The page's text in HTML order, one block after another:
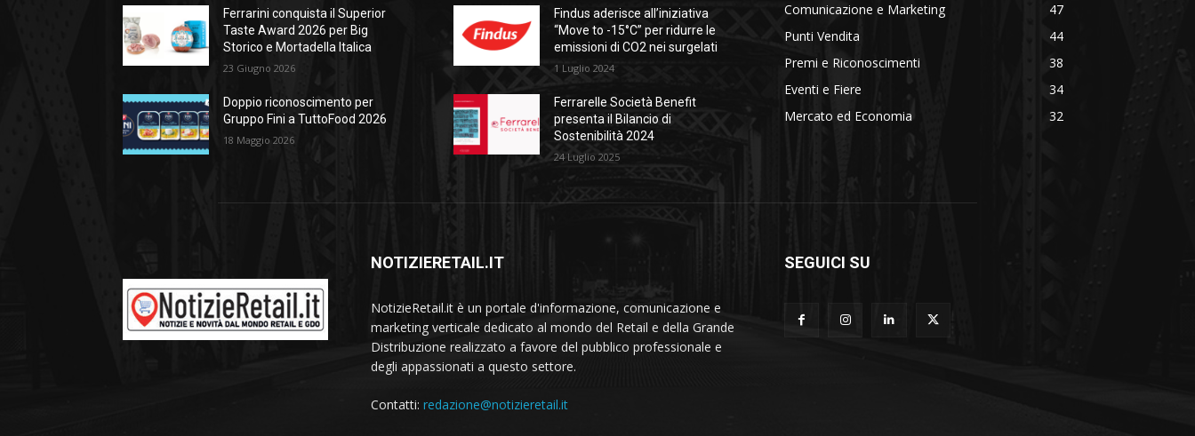
Ferrarini conquista il Superior
Taste Award 2026 per Big
Storico e Mortadella Italica
23 Giugno 2026
Doppio riconoscimento per
Gruppo Fini a TuttoFood 2026
18 Maggio 2026
Findus aderisce all’iniziativa
“Move to -15°C” per ridurre le
emissioni di CO2 nei surgelati
1 Luglio 2024
Ferrarelle Società Benefit
presenta il Bilancio di
Sostenibilità 2024
24 Luglio 2025
Comunicazione e Marketing
47
Punti Vendita
44
Premi e Riconoscimenti
38
Eventi e Fiere
34
Mercato ed Economia
32
NOTIZIERETAIL.IT
NotizieRetail.it è un portale d'informazione, comunicazione e
marketing verticale dedicato al mondo del Retail e della Grande
Distribuzione realizzato a favore del pubblico professionale e
degli appassionati a questo settore.
Contatti: redazione@notizieretail.it
SEGUICI SU